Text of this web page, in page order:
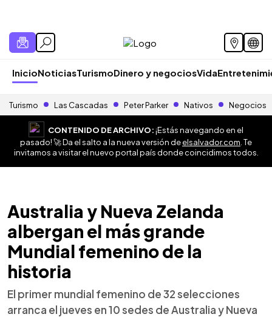
InicioNoticiasTurismoDinero y negociosVida
Turismo Las Cascadas Peter Parker Nativos Negocios
CONTENIDO DE ARCHIVO:¡Estás navegando en el
pasado! 🚀 Da el salto a la nueva versión deelsalvador.com . Te
invitamos a visitar el nuevo portal país donde coincidimos todos.
Australia y Nueva Zelanda
albergan el más grande
Mundial femenino de la
historia
El primer mundial femenino de 32 selecciones
arranca el jueves en 10 sedes de Australia y Nueva